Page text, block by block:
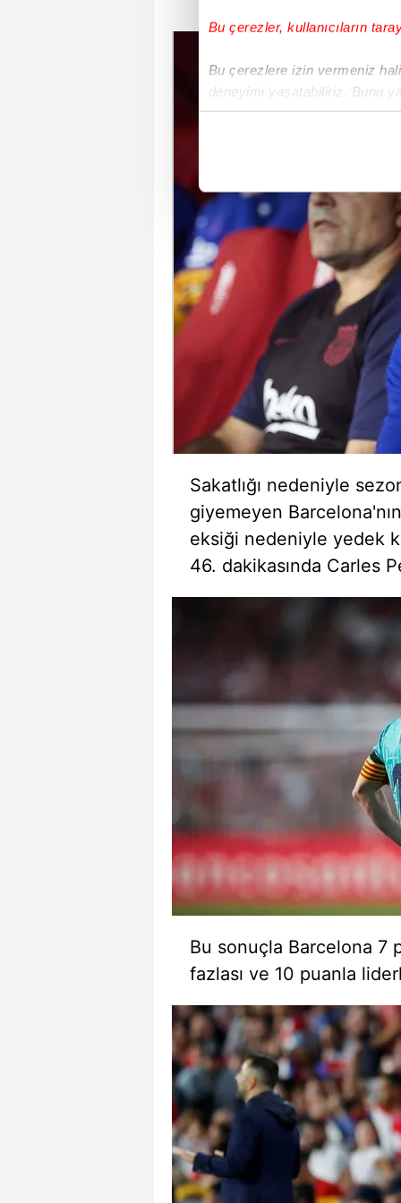
Bu çerezler, kullanıcıların
Bu çerezlere izin vermeniz
deneyimi yaşatabiliriz. Bunu
içerikleri sunabilmek adına
Sizlere daha iyi bir hizmet
çerezler vasıtasıyla çeşitli
amacıyla kullanılmaktadır.
reklam/pazarlama faaliyetlerinin
Çerezlere ilişkin tercihlerinizi
butonuna tıklayabilir,Çerez
6698 sayılı Kişisel Verilerin
mevzuata uygun olarak
Sakatlığı nedeniyle
giyemeyen
eksiği nedeniyle yedek
46. dakikasında Carles
Bu sonuçla Barcelona 7
fazlası ve 10 puanla